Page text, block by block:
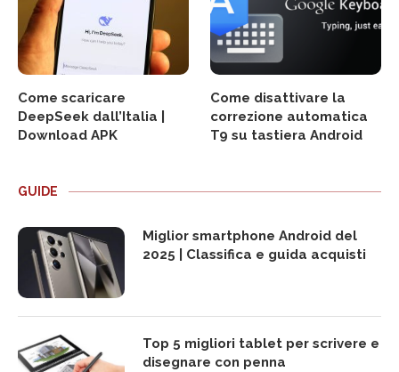
Come scaricare
DeepSeek dall’Italia |
Download APK
Come disattivare la
correzione automatica
T9 su tastiera Android
GUIDE
Miglior smartphone Android del
2025 | Classifica e guida acquisti
Top 5 migliori tablet per scrivere e
disegnare con penna